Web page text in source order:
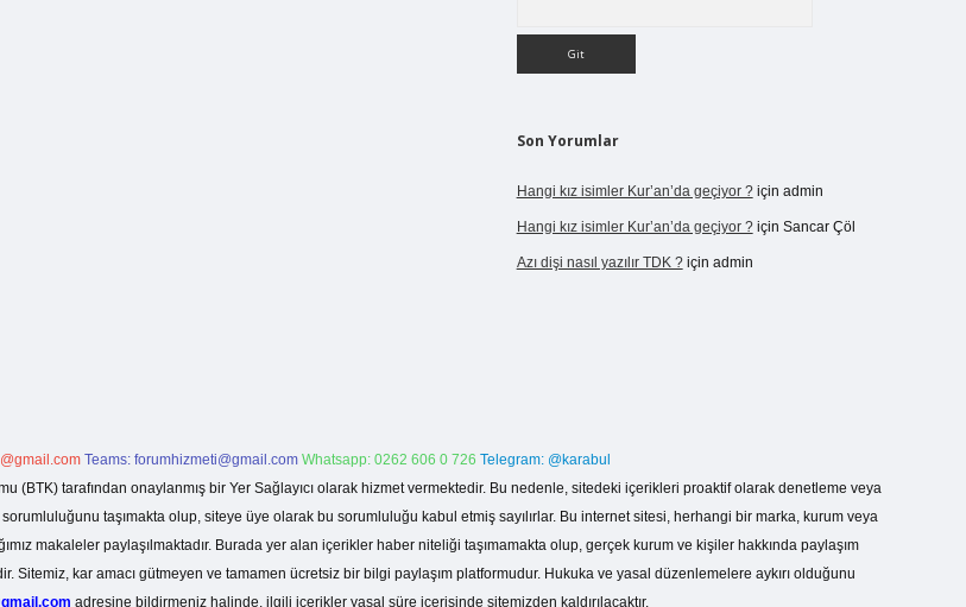
Son Yorumlar
Hangi kız isimler Kur’an’da geçiyor ?için admin
Hangi kız isimler Kur’an’da geçiyor ?için Sancar Çöl
Azı dişi nasıl yazılır TDK ?için admin
Teams: forumhizmeti@gmail.com Whatsapp: 0262 606 0 726 Telegram: @karabul
(BTK) tarafından onaylanmış bir Yer Sağlayıcı olarak hizmet vermektedir. Bu nedenle, sitedeki içerikleri proaktif olarak denetleme veya
taşımakta olup, siteye üye olarak bu sorumluluğu kabul etmiş sayılırlar. Bu internet sitesi, herhangi bir marka, kurum veya
makaleler paylaşılmaktadır. Burada yer alan içerikler haber niteliği taşımamakta olup, gerçek kurum ve kişiler hakkında paylaşım
Sitemiz, kar amacı gütmeyen ve tamamen ücretsiz bir bilgi paylaşım platformudur. Hukuka ve yasal düzenlemelere aykırı olduğunu
adresine bildirmeniz halinde, ilgili içerikler yasal süre içerisinde sitemizden kaldırılacaktır.